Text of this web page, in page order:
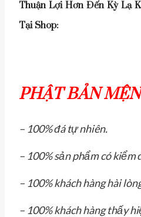
Thuận Lợi Hơn Đến Kỳ Lạ
Tại Shop:
PHẬT BẢN
– 100% đá tự nhiên.
– 100% sản phẩm có kiểm
– 100% khách hàng hài
– 100% khách hàng thấy